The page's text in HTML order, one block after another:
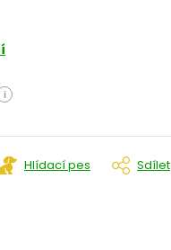
i
Hlídací pes Sdílet